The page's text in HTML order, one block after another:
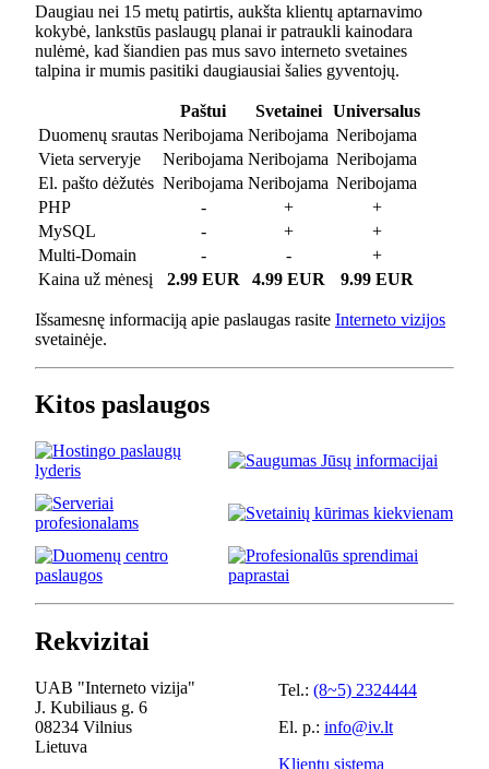
Daugiau nei 15 metų patirtis, aukšta klientų aptarnavimo
kokybė, lankstūs paslaugų planai ir patraukli kainodara
nulėmė, kad šiandien pas mus savo interneto svetaines
talpina ir mumis pasitiki daugiausiai šalies gyventojų.
Paštui Svetainei
Universalus
Duomenų srautas Neribojama Neribojama Neribojama
Vieta serveryje
Neribojama Neribojama Neribojama
El. pašto dėžutės Neribojama Neribojama Neribojama
PHP
- +
+
MySQL
- +
+
Multi-Domain
- -
+
Kaina už mėnesį
2.99 EUR 4.99 EUR 9.99 EUR
Išsamesnę informaciją apie paslaugas rasite Interneto vizijos
svetainėje.
Kitos paslaugos
Rekvizitai
UAB "Interneto vizija"
J. Kubiliaus g. 6
08234 Vilnius
Lietuva
Tel.: (8~5) 2324444
El. p.: info@iv.lt
Klientų sistema